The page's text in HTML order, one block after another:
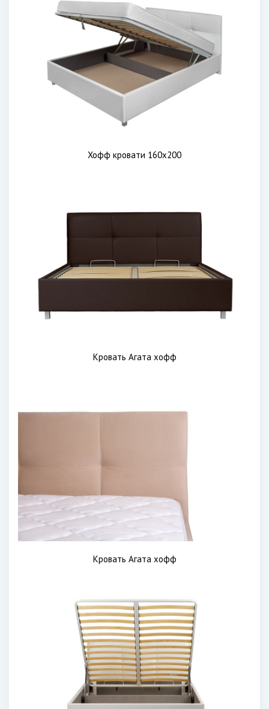
Хофф кровати 160х200
Кровать Агата хофф
Кровать Агата хофф